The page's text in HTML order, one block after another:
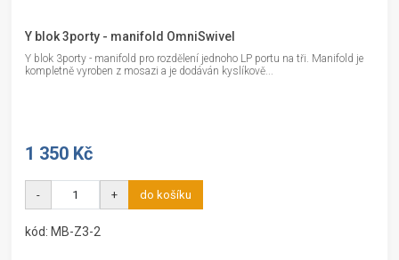
Y blok 3porty - manifold OmniSwivel
Y blok 3porty - manifold pro rozdělení jednoho LP portu na tři. Manifold je
kompletně vyroben z mosazi a je dodáván kyslíkově...
1 350 Kč
- + do košíku
kód: MB-Z3-2